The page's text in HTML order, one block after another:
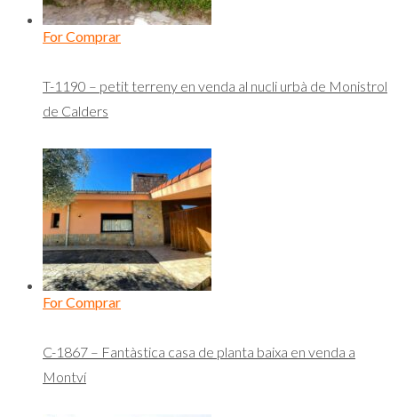
For Comprar
T-1190 – petit terreny en venda al nucli urbà de Monistrol
de Calders
For Comprar
C-1867 – Fantàstica casa de planta baixa en venda a
Montví